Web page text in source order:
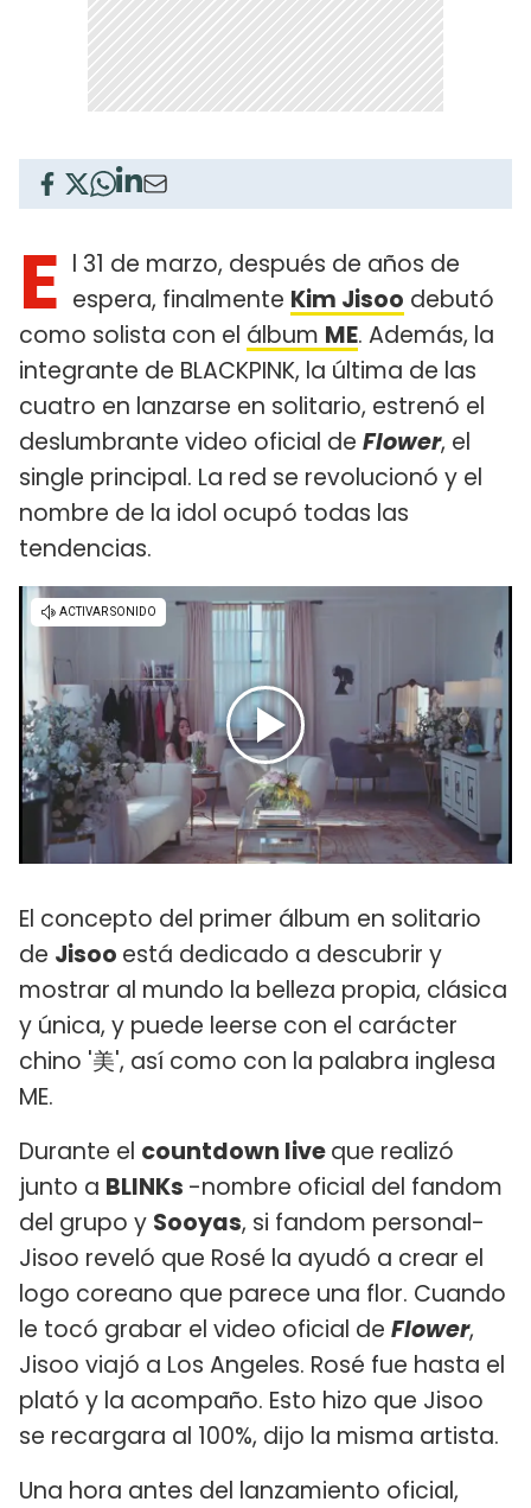
E l 31 de marzo, después de años de
espera, finalmente Kim Jisoo debutó
como solista con el álbum ME. Además, la
integrante de BLACKPINK, la última de las
cuatro en lanzarse en solitario, estrenó el
deslumbrante video oficial de Flower, el
single principal. La red se revolucionó y el
nombre de la idol ocupó todas las
tendencias.
El concepto del primer álbum en solitario
de Jisoo está dedicado a descubrir y
mostrar al mundo la belleza propia, clásica
y única, y puede leerse con el carácter
chino '美', así como con la palabra inglesa
ME.
Durante el countdown liveque realizó
junto a BLINKs -nombre oficial del fandom
del grupo y Sooyas, si fandom personal-
Jisoo reveló que Rosé la ayudó a crear el
logo coreano que parece una flor. Cuando
le tocó grabar el video oficial de Flower,
Jisoo viajó a Los Angeles. Rosé fue hasta el
plató y la acompaño. Esto hizo que Jisoo
se recargara al 100%, dijo la misma artista.
Una hora antes del lanzamiento oficial,